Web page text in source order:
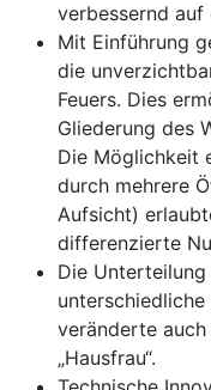
verbessernd auf
Mit Einführung
die
Feuers. Dies
Gliederung des
Die Möglichkeit
durch mehrere
Aufsicht)
differenzierte
Die
unterschiedliche
veränderte
„Hausfrau“.